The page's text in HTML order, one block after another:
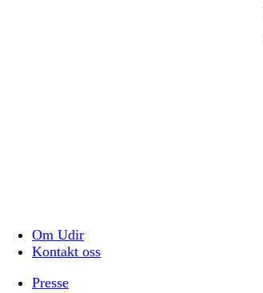
Om Udir
Kontakt oss
Presse